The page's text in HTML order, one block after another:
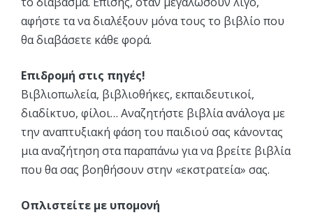
αφήστε τα να διαλέξουν μόνα τους το βιβλίο που
θα διαβάσετε κάθε φορά.
Επιδρομή στις πηγές!
Βιβλιοπωλεία, βιβλιοθήκες, εκπαιδευτικοί,
διαδίκτυο, φίλοι… Αναζητήστε βιβλία ανάλογα με
την αναπτυξιακή φάση του παιδιού σας κάνοντας
μια αναζήτηση στα παραπάνω για να βρείτε βιβλία
που θα σας βοηθήσουν στην «εκστρατεία» σας.
Οπλιστείτε με υπομονή